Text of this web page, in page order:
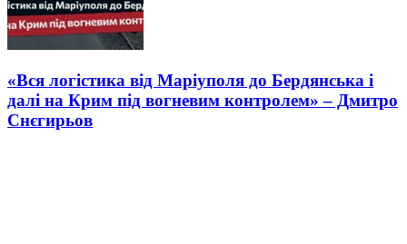
«Вся логістика від Маріуполя до Бердянська і
далі на Крим під вогневим контролем» – Дмитро
Снєгирьов